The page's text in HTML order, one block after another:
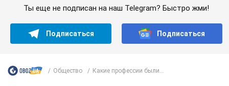
Ты еще не подписан на наш Telegram? Быстро жми!
Подписаться Подписаться
Общество Какие профессии были...